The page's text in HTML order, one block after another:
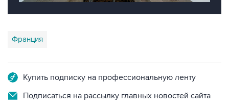
Подписаться на рассылку главных новостей сайта
Получать оперативные новости в официальном
канале